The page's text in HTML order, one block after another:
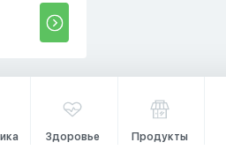
Здоровье Продукты